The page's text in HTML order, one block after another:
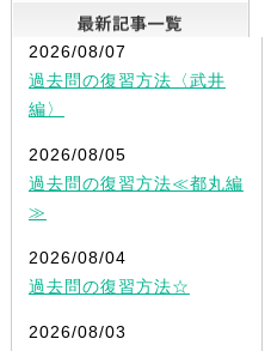
2026/08/07
過去問の復習方法〈武井
編〉
2026/08/05
過去問の復習方法≪都丸編
≫
2026/08/04
過去問の復習方法☆
2026/08/03